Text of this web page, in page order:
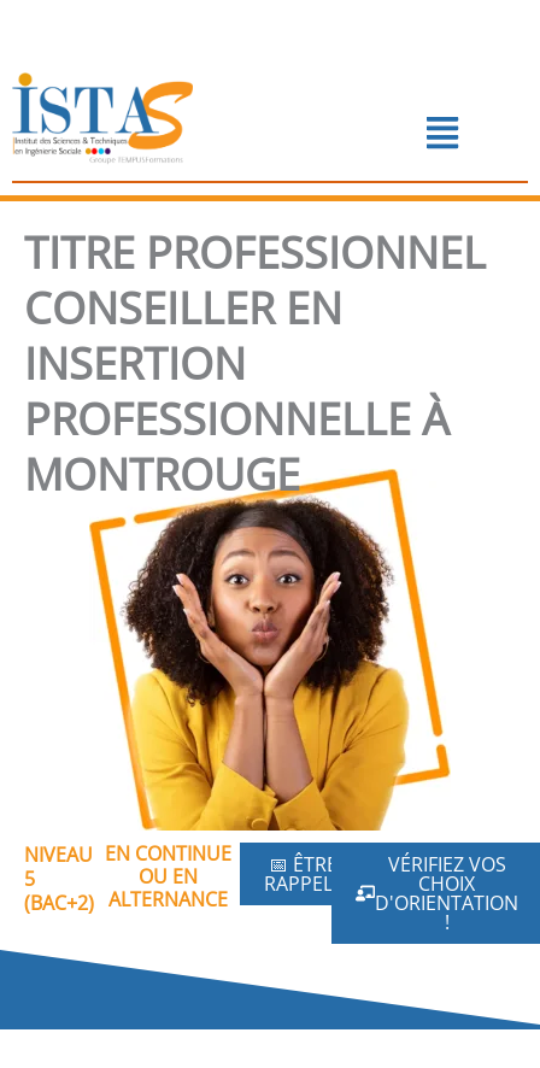
contenu
Menu
📅 PRENDRE RENDEZ-VOUS
TITRE PROFESSIONNEL
CONSEILLER EN
INSERTION
PROFESSIONNELLE À
MONTROUGE
NIVEAU
5
(BAC+2)
EN CONTINUE
OU EN
ALTERNANCE
📅 ÊTRE
RAPPELÉ
VÉRIFIEZ VOS
CHOIX
D'ORIENTATION
!